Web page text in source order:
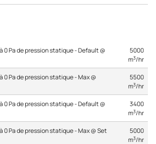
0 Pa de pression statique - Default @
5000
m3/hr
0 Pa de pression statique - Max @
5500
m3/hr
0 Pa de pression statique - Default @
3400
m3/hr
0 Pa de pression statique - Max @ Set
5000
m3/hr